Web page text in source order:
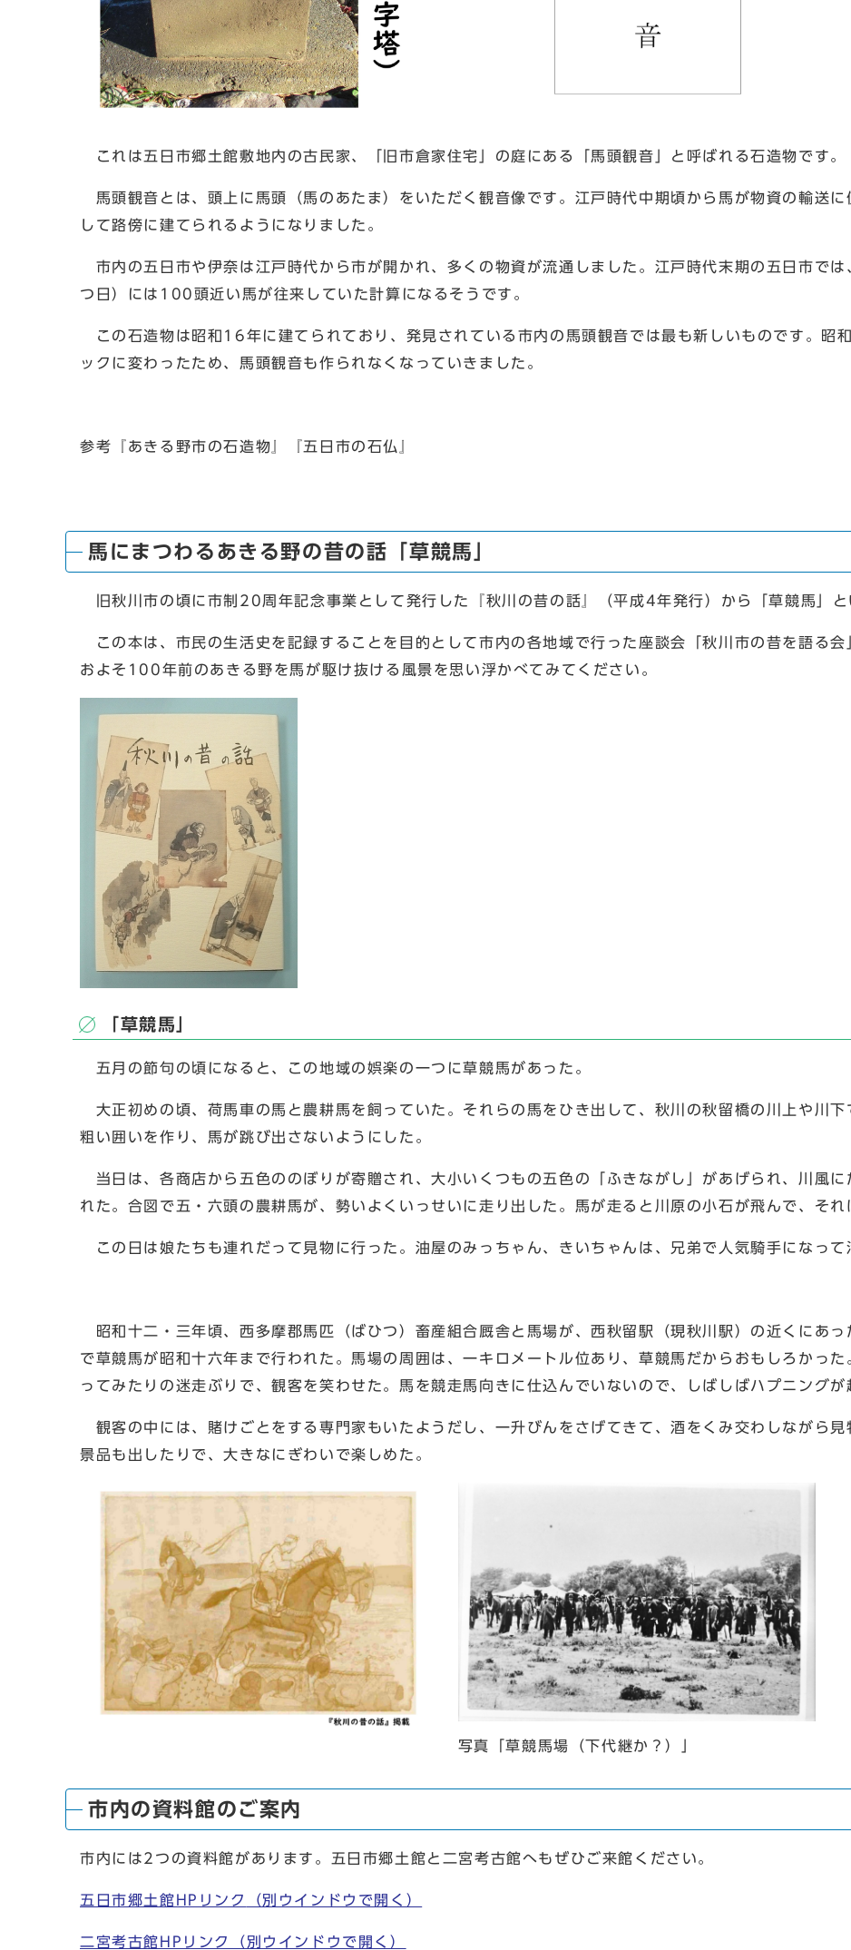
これは五日市郷土館敷地内の古民家、「旧市倉家住宅」の庭にある「馬頭観音」と呼ばれる石造物です。
馬頭観音とは、頭上に馬頭（馬のあたま）をいただく観音像です。江戸時代中期頃から馬が物資の輸送
して路傍に建てられるようになりました。
市内の五日市や伊奈は江戸時代から市が開かれ、多くの物資が流通しました。江戸時代末期の五日市で
つ日）には100頭近い馬が往来していた計算になるそうです。
この石造物は昭和16年に建てられており、発見されている市内の馬頭観音では最も新しいものです。昭
ックに変わったため、馬頭観音も作られなくなっていきました。
参考『あきる野市の石造物』『五日市の石仏』
馬にまつわるあきる野の昔の話「草競馬」
旧秋川市の頃に市制20周年記念事業として発行した『秋川の昔の話』（平成4年発行）から「草競馬」と
この本は、市民の生活史を記録することを目的として市内の各地域で行った座談会「秋川市の昔を語る会
およそ100年前のあきる野を馬が駆け抜ける風景を思い浮かべてみてください。
「草競馬」
五月の節句の頃になると、この地域の娯楽の一つに草競馬があった。
大正初めの頃、荷馬車の馬と農耕馬を飼っていた。それらの馬をひき出して、秋川の秋留橋の川上や川
粗い囲いを作り、馬が跳び出さないようにした。
当日は、各商店から五色ののぼりが寄贈され、大小いくつもの五色の「ふきながし」があげられ、川風
れた。合図で五・六頭の農耕馬が、勢いよくいっせいに走り出した。馬が走ると川原の小石が飛んで、それ
この日は娘たちも連れだって見物に行った。油屋のみっちゃん、きいちゃんは、兄弟で人気騎手になって
昭和十二・三年頃、西多摩郡馬匹（ばひつ）畜産組合厩舎と馬場が、西秋留駅（現秋川駅）の近くにあ
で草競馬が昭和十六年まで行われた。馬場の周囲は、一キロメートル位あり、草競馬だからおもしろかっ
ってみたりの迷走ぶりで、観客を笑わせた。馬を競走馬向きに仕込んでいないので、しばしばハプニングが
観客の中には、賭けごとをする専門家もいたようだし、一升びんをさげてきて、酒をくみ交わしながら見
景品も出したりで、大きなにぎわいで楽しめた。
写真「草競馬場（下代継か？）」
市内の資料館のご案内
市内には2つの資料館があります。五日市郷土館と二宮考古館へもぜひご来館ください。
五日市郷土館HPリンク （別ウインドウで開く）
二宮考古館HPリンク （別ウインドウで開く）